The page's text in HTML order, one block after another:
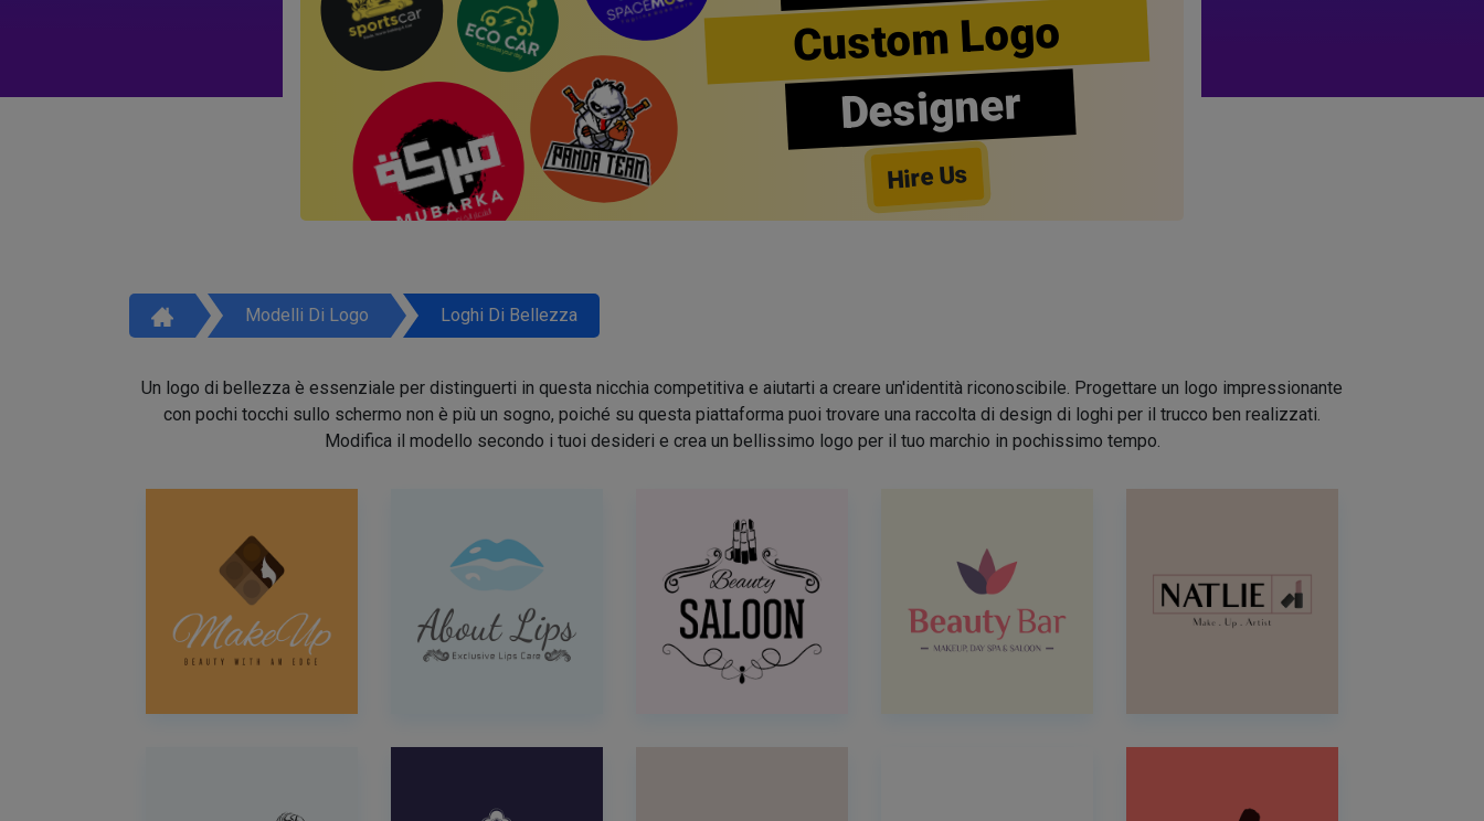
Custom Logo
Designer
Hire Us
Modelli Di Logo Loghi Di Bellezza
Un logo di bellezza è essenziale per distinguerti in questa nicchia competitiva e aiutarti a creare un'identità riconoscibile. Progettare un logo impressionante
con pochi tocchi sullo schermo non è più un sogno, poiché su questa piattaforma puoi trovare una raccolta di design di loghi per il trucco ben realizzati.
Modifica il modello secondo i tuoi desideri e crea un bellissimo logo per il tuo marchio in pochissimo tempo.